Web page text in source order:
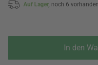
Auf Lager, noch 6 vorhanden
In den